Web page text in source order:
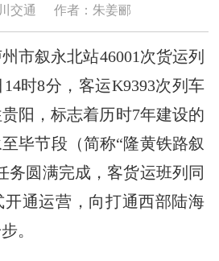
交通 作者：​朱姜郦
市叙永北站46001次货运列
时8分，客运K9393次列车
阳，标志着历时7年建设的
毕节段（简称“隆黄铁路叙
务圆满完成，客货运班列同
开通运营，向打通西部陆海
。